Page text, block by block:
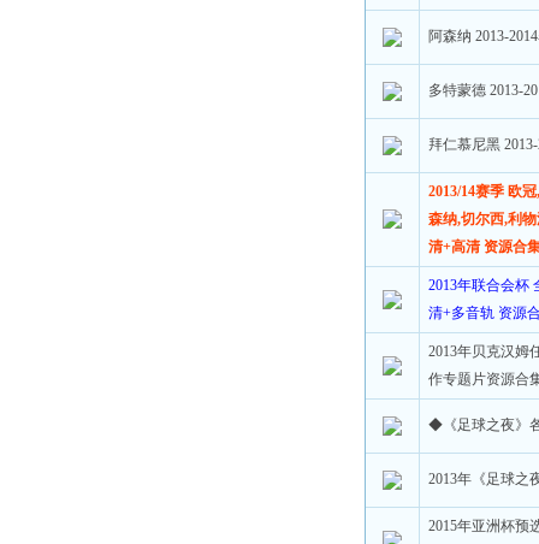
阿森纳 2013-
多特蒙德 2013-
拜仁慕尼黑
2013/14赛季 欧
森纳,切尔西,利
清+高清 资源合
2013年联合会杯
清+多音轨 资源
2013年贝克汉姆
作专题片资源合
◆《足球之夜》
2013年《足球之
2015年亚洲杯预